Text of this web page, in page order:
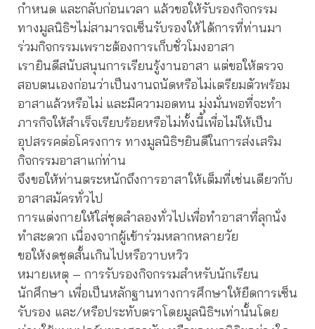
กำหนด และกลับก่อนเวลา แล้วขอให้รับรองกิจกรรม
ทางมูลนิธิฯไม่สามารถเซ็นรับรองให้ได้การที่ท่านมา
ร่วมกิจกรรมเพราะต้องการเก็บชั่วโมงอาสา
เรายินดีสนับสนุนการเรียนรู้งานอาสา แต่ขอให้ตรวจ
สอบตนเองก่อนว่าเป็นงานถนัดหรือไม่เตรียมตัวพร้อม
อาสาแล้วหรือไม่ และมีความอดทน มุ่งมั่นพอที่จะทำ
ภารกิจให้สำเร็จเรียบร้อยหรือไม่ทั้งนี้เพื่อไม่ให้เป็น
อุปสรรคต่อโครงการ ทางมูลนิธิฯยินดีในการส่งเสริม
กิจกรรมอาสาแก่ท่าน
จึงขอให้ท่านตระหนักถึงการอาสาให้เต็มที่เช่นเดียวกับ
อาสาสมัครทั่วไป
การแต่งกายให้ใส่ชุดลำลองทั่วไปเพื่อทำอาสาที่ลุกนั่ง
ทำสะดวก เนื่องจากผู้เข้าร่วมหลากหลายวัย
ขอให้งดชุดสั้นเกินไปหรือวาบหวิว
หมายเหตุ – การรับรองกิจกรรมสำหรับนักเรียน
นักศึกษา เพื่อเป็นหลักฐานทางการศึกษาให้ยืดการเซ็น
รับรอง และ/หรือประทับตราโดยมูลนิธิฯเท่านั้นโดย